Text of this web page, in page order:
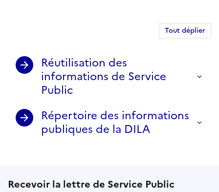
Tout déplier
Réutilisation des
informations de Service
Public
Répertoire des informations
publiques de la DILA
Recevoir la lettre de Service Public